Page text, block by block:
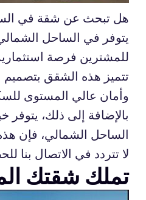
هل تبحث عن شقة في
يتوفر في الساحل
للمشترين فرصة
تتميز هذه الشقق
وأمان عالي المستوى
بالإضافة إلى ذلك،
الساحل الشمالي، فإن
لا تتردد في الاتصال بنا
تملك شقتك